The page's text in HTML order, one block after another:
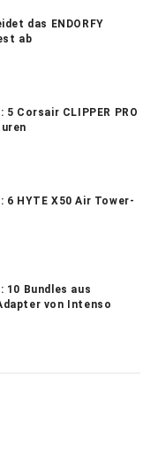
das ENDORFY
ab
Corsair CLIPPER PRO
HYTE X50 Air Tower-
Bundles aus
von Intenso